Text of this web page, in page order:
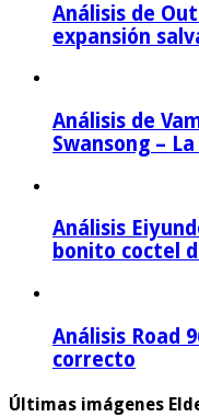
Análisis de
expansión
Análisis de
Swansong –
Análisis
bonito coctel
Análisis Road
correcto
Últimas imágenes